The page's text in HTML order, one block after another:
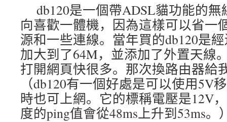
db120是一個帶ADSL貓功能的
向喜歡一體機，因為這樣可以省一
源和一些連線。當年買的db120是
加大到了64M，並添加了外置天線
打開網頁快很多。那次換路由器給
（db120有一個好處是可以使用5V
時也可上網。它的標稱電壓是12V
度的ping值會從48ms上升到53ms。